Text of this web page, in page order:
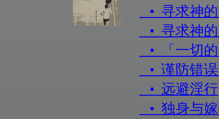
• 寻求神
• 寻求神
• 「一切
• 谨防错
• 远避淫行
• 独身与